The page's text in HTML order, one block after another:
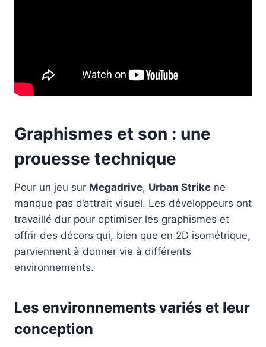
Graphismes et son : une
prouesse technique
Pour un jeu sur Megadrive, Urban Strike ne
manque pas d’attrait visuel. Les développeurs ont
travaillé dur pour optimiser les graphismes et
offrir des décors qui, bien que en 2D isométrique,
parviennent à donner vie à différents
environnements.
Les environnements variés et leur
conception